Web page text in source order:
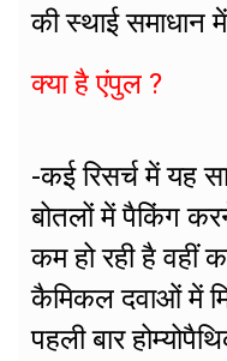
की स्थाई समाधान
क्या है एंपुल ?
-कई रिसर्च में यह
बोतलों में पैकिंग
कम हो रही है वहीं
कैमिकल दवाओं में
पहली बार